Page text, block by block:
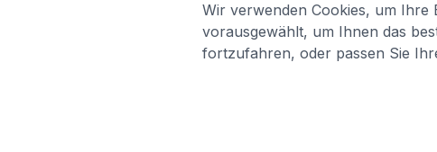
Wir verwenden Cookies, um Ihre
vorausgewählt, um Ihnen das
fortzufahren, oder passen Sie